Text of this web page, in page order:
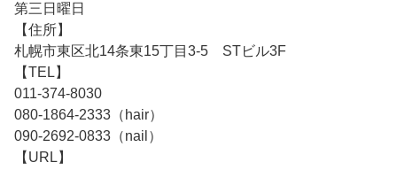
第三日曜日
【住所】
札幌市東区北14条東15丁目3-5 STビル3F
【TEL】
011-374-8030
080-1864-2333（hair）
090-2692-0833（nail）
【URL】